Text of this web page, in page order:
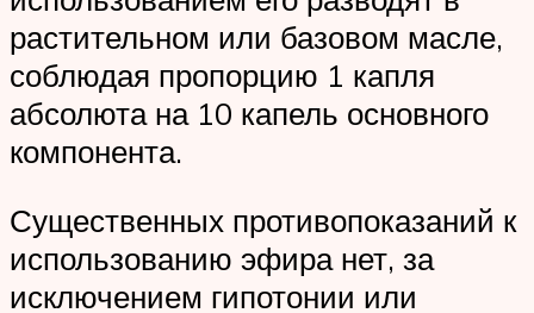
растительном или базовом масле,
соблюдая пропорцию 1 капля
абсолюта на 10 капель основного
компонента.
Существенных противопоказаний к
использованию эфира нет, за
исключением гипотонии или